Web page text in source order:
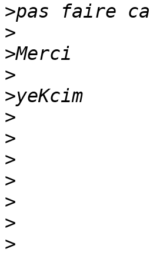
>
>
>
>
>
>
>
>
>
>
>
>